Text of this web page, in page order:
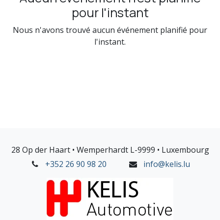
pour l'instant
Nous n'avons trouvé aucun événement planifié pour
l'instant.
28 Op der Haart • Wemperhardt L-9999 • Luxembourg
+352 26 90 98 20
info@kelis.lu